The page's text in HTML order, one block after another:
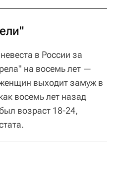
в России за
на восемь лет —
выходит замуж в
восемь лет назад
возраст 18-24,